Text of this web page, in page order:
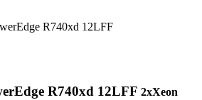
R740xd 12LFF
R740xd 12LFF 2xXeon